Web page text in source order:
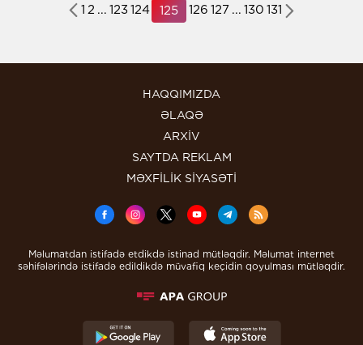
1 2 ... 123 124 125 126 127 ... 130 131
HAQQIMIZDA
ƏLAQƏ
ARXİV
SAYTDA REKLAM
MƏXFİLİK SİYASƏTİ
Məlumatdan istifadə etdikdə istinad mütləqdir. Məlumat internet
səhifələrində istifadə edildikdə müvafiq keçidin qoyulması mütləqdir.